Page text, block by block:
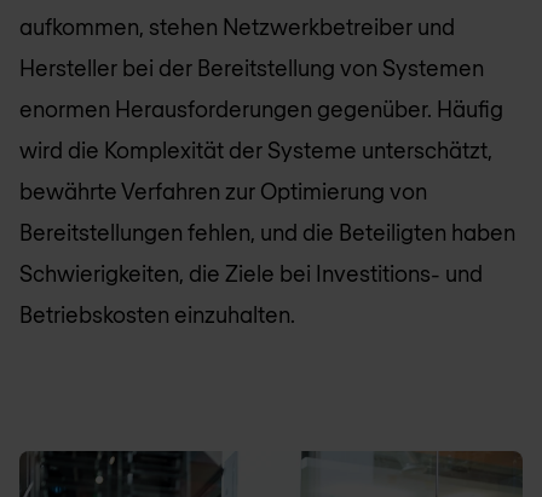
aufkommen, stehen Netzwerkbetreiber und
Hersteller bei der Bereitstellung von Systemen
enormen Herausforderungen gegenüber. Häufig
wird die Komplexität der Systeme unterschätzt,
bewährte Verfahren zur Optimierung von
Bereitstellungen fehlen, und die Beteiligten haben
Schwierigkeiten, die Ziele bei Investitions- und
Betriebskosten einzuhalten.